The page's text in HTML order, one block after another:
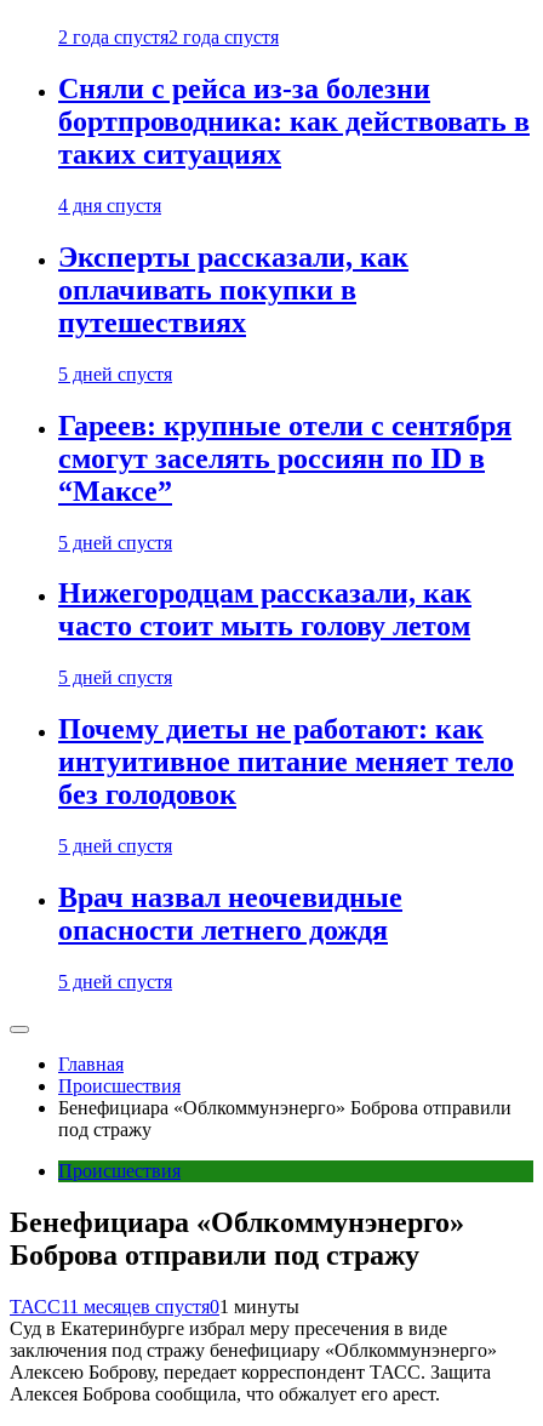
2 года спустя2 года спустя
Сняли с рейса из-за болезни
бортпроводника: как действовать в
таких ситуациях
4 дня спустя
Эксперты рассказали, как
оплачивать покупки в
путешествиях
5 дней спустя
Гареев: крупные отели с сентября
смогут заселять россиян по ID в
“Максе”
5 дней спустя
Нижегородцам рассказали, как
часто стоит мыть голову летом
5 дней спустя
Почему диеты не работают: как
интуитивное питание меняет тело
без голодовок
5 дней спустя
Врач назвал неочевидные
опасности летнего дождя
5 дней спустя
Главная
Происшествия
Бенефициара «Облкоммунэнерго» Боброва отправили
под стражу
Происшествия
Бенефициара «Облкоммунэнерго»
Боброва отправили под стражу
ТАСС11 месяцев спустя01 минуты
Суд в Екатеринбурге избрал меру пресечения в виде
заключения под стражу бенефициару «Облкоммунэнерго»
Алексею Боброву, передает корреспондент ТАСС. Защита
Алексея Боброва сообщила, что обжалует его арест.